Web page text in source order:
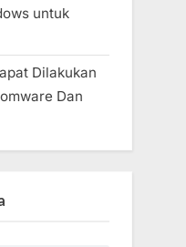
untuk
Dilakukan
Dan